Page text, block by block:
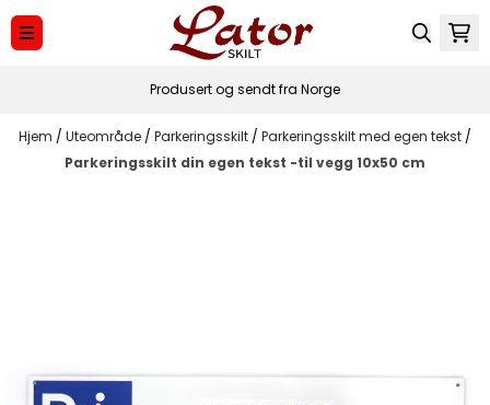
Hopp til innhold
Produsert og sendt fra Norge
Hjem / Uteområde / Parkeringsskilt / Parkeringsskilt med egen tekst /
Parkeringsskilt din egen tekst -til vegg 10x50 cm